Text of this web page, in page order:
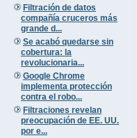
Filtración de datos
compañía cruceros más
grande d...
Se acabó quedarse sin
cobertura: la
revolucionaria...
Google Chrome
implementa protección
contra el robo...
Filtraciones revelan
preocupación de EE. UU.
por e...